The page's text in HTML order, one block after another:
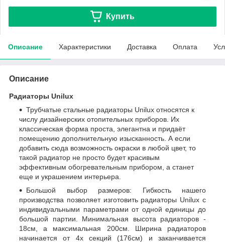
Купить
Описание Характеристики Доставка Оплата
Описание
Радиаторы Unilux
Трубчатые стальные радиаторы Unilux относятся к
числу дизайнерских отопительных приборов. Их
классическая форма проста, элегантна и придаёт
помещению дополнительную изысканность. А если
добавить сюда возможность окраски в любой цвет, то
такой радиатор не просто будет красивым
эффективным обогревательным прибором, а станет
еще и украшением интерьера.
Большой выбор размеров: Гибкость нашего
производства позволяет изготовить радиаторы Unilux с
индивидуальными параметрами от одной единицы до
большой партии. Минимальная высота радиаторов -
18см, а максимальная 200см. Ширина радиаторов
начинается от 4х секций (176см) и заканчивается